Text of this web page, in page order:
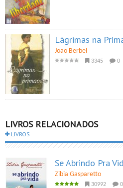
Lágrimas na
Joao Berbel
3345 0
LIVROS RELACIONADOS
LIVROS
Se Abrindo Pra
Zibia Gasparetto
30992 0